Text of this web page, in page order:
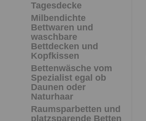
Tagesdecke
Milbendichte
Bettwaren und
waschbare
Bettdecken und
Kopfkissen
Bettenwäsche vom
Spezialist egal ob
Daunen oder
Naturhaar
Raumsparbetten und
platzsparende Betten